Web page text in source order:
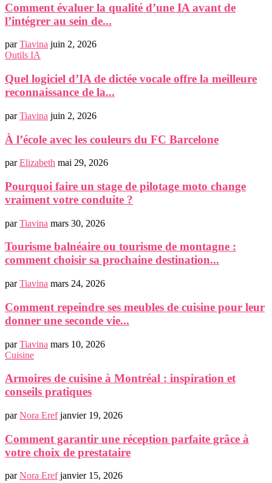
Comment évaluer la qualité d’une IA avant de
l’intégrer au sein de...
parTiavina juin 2, 2026
Outils IA
Quel logiciel d’IA de dictée vocale offre la meilleure
reconnaissance de la...
parTiavina juin 2, 2026
À l’école avec les couleurs du FC Barcelone
parElizabeth mai 29, 2026
Pourquoi faire un stage de pilotage moto change
vraiment votre conduite ?
parTiavina mars 30, 2026
Tourisme balnéaire ou tourisme de montagne :
comment choisir sa prochaine destination...
parTiavina mars 24, 2026
Comment repeindre ses meubles de cuisine pour leur
donner une seconde vie...
parTiavina mars 10, 2026
Cuisine
Armoires de cuisine à Montréal : inspiration et
conseils pratiques
parNora Eref janvier 19, 2026
Comment garantir une réception parfaite grâce à
votre choix de prestataire
parNora Eref janvier 15, 2026